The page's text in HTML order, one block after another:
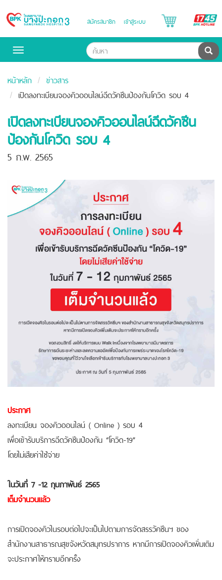
Bangpakok
สมัครสมาชิก เข้าสู่ระบบ
Toggle
ค้น
หน้าหลัก
ข่าวสาร
เปิดลงทะเบียนจองคิวออนไลน์ฉีดวัคซีนป้องกันโควิด รอบ 4
เปิดลงทะเบียนจองคิวออนไลน์ฉีดวัคซีน
ป้องกันโควิด รอบ 4
5 ก.พ. 2565
ประกาศ
ลงทะเบียน จองคิวออนไลน์ ( Online ) รอบ 4
เพื่อเข้ารับบริการฉีดวัคซีนป้องกัน “โควิด-19”
โดยไม่เสียค่าใช้จ่าย
ในวันที่ 7 -12 กุมภาพันธ์ 2565
เต็มจำนวนแล้ว
การเปิดจองคิวในรอบต่อไปจะเป็นไปตามการจัดสรรวัคซีนฯ ของ
สำนักงานสาธารณสุขจังหวัดสมุทรปราการ หากมีการเปิดจองคิวเพิ่มเติม
จะประกาศให้ทราบอีกครั้ง